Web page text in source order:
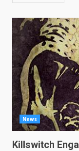
News
Killswitch